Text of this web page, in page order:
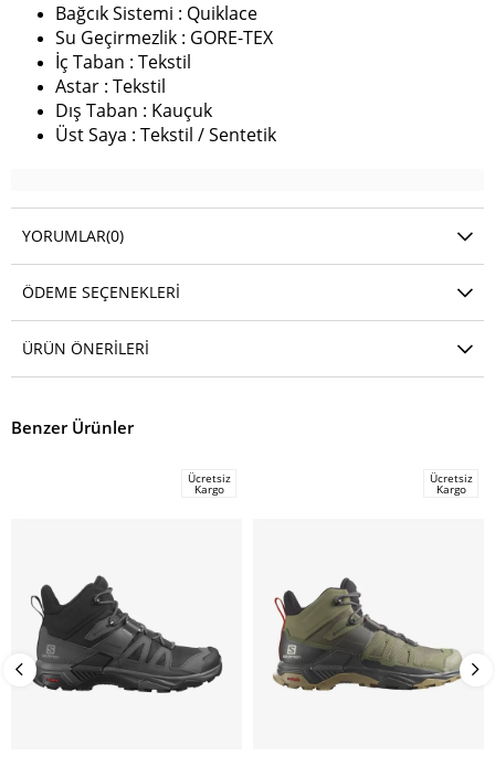
Bağcık Sistemi : Quiklace
Su Geçirmezlik : GORE-TEX
İç Taban : Tekstil
Astar : Tekstil
Dış Taban : Kauçuk
Üst Saya : Tekstil / Sentetik
YORUMLAR(0)
ÖDEME SEÇENEKLERI
ÜRÜN ÖNERILERI
Benzer Ürünler
Ücretsiz
Kargo
Ücretsiz
Kargo